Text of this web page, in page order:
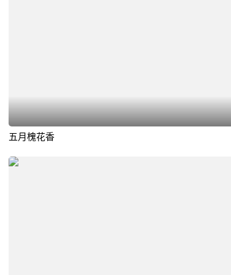
五月槐花香